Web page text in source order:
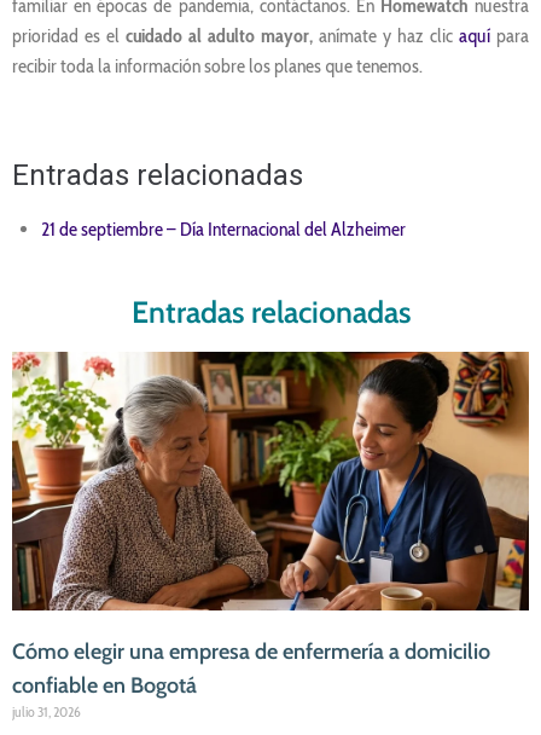
familiar en épocas de pandemia, contáctanos. En Homewatch nuestra
prioridad es el cuidado al adulto mayor, anímate y haz clic aquí para
recibir toda la información sobre los planes que tenemos.
Entradas relacionadas
21 de septiembre – Día Internacional del Alzheimer
Entradas relacionadas
Cómo elegir una empresa de enfermería a domicilio
confiable en Bogotá
julio 31, 2026